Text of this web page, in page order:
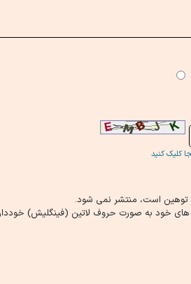
کلیک کنید
است، منتشر نمی شود.
های خود به صورت حروف لاتین (فینگلیش)